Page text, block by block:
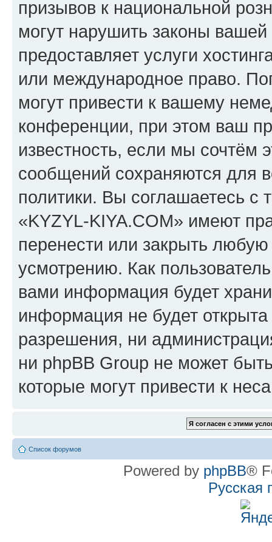
призывов к национальной
могут нарушить законы
предоставляет услуги
или международное право.
могут привести к вашему
конференции, при этом ваш
известность, если мы сочтём
сообщений сохраняются для
политики. Вы соглашаетесь
«KYZYL-KIYA.COM» имеют
перенести или закрыть
усмотрению. Как
вами информация будет
информация не будет
разрешения, ни
ни phpBB Group не может
которые могут привести к
Список форумов
Powered by phpBB®
Русская